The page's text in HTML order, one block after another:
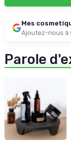
Mes
Ajoutez-nous à
Parole